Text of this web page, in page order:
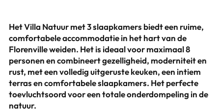
Het Villa Natuur met 3 slaapkamers biedt een ruime,
comfortabele accommodatie in het hart van de
Florenville weiden. Het is ideaal voor maximaal 8
personen en combineert gezelligheid, moderniteit en
rust, met een volledig uitgeruste keuken, een intiem
terras en comfortabele slaapkamers. Het perfecte
toevluchtsoord voor een totale onderdompeling in de
natuur.